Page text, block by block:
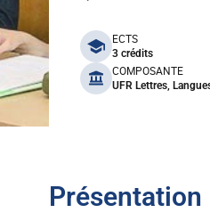
benefits
ECTS
3 crédits
COMPOSANTE
UFR Lettres,
Présentation